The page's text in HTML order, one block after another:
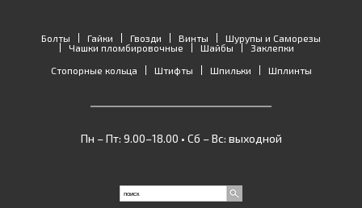
Болты Гайки Гвозди Винты
Шурупы и Саморезы
Чашки пломбировочные
Шайбы
Заклепки
Стопорные кольца
Штифты Шпильки Шплинты
Пн – Пт: 9.00–18.00 • Сб – Вс: выходной